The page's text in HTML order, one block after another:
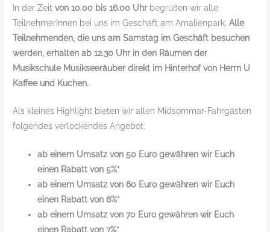
In der Zeitvon 10.00 bis 16.00 Uhrbegrüßen wir alle
TeilnehmerInnen bei uns im Geschäft am Amalienpark.Alle
Teilnehmenden, die uns am Samstag im Geschäft besuchen
werden, erhalten ab 12.30 Uhr in den Räumen der
Musikschule Musikseeräuber direkt im Hinterhof von Herrn U
Kaffee und Kuchen.
Als kleines Highlight bieten wir allen Midsommar-Fahrgästen
folgendes verlockendes Angebot:
ab einem Umsatz von 50 Euro gewähren wir Euch
einen Rabatt von 5%*
ab einem Umsatz von 60 Euro gewähren wir Euch
einen Rabatt von 6%*
ab einem Umsatz von 70 Euro gewähren wir Euch
einen Rabatt von 7%*